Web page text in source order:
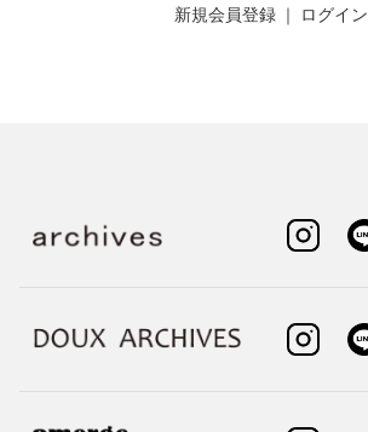
新規会員登録 ｜ ログイン